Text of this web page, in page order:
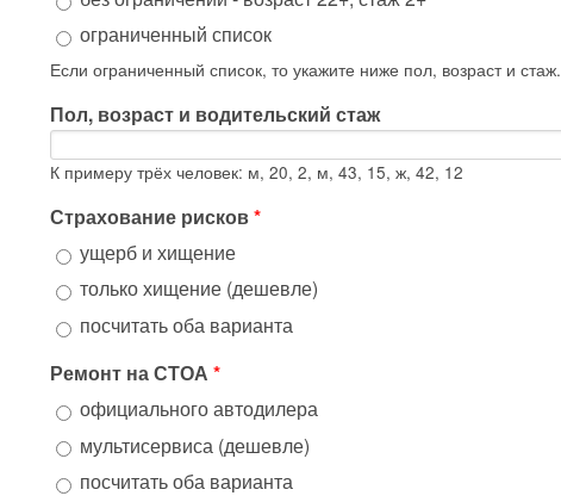
ограниченный список
Если ограниченный список, то укажите ниже пол, возраст и стаж.
Пол, возраст и водительский стаж
К примеру трёх человек: м, 20, 2, м, 43, 15, ж, 42, 12
Страхование рисков*
ущерб и хищение
только хищение (дешевле)
посчитать оба варианта
Ремонт на СТОА *
официального автодилера
мультисервиса (дешевле)
посчитать оба варианта